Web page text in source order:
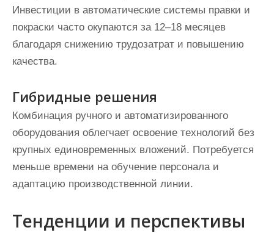
Инвестиции в автоматические системы правки и
покраски часто окупаются за 12–18 месяцев
благодаря снижению трудозатрат и повышению
качества.
Гибридные решения
Комбинация ручного и автоматизированного
оборудования облегчает освоение технологий без
крупных единовременных вложений. Потребуется
меньше времени на обучение персонала и
адаптацию производственной линии.
Тенденции и перспективы